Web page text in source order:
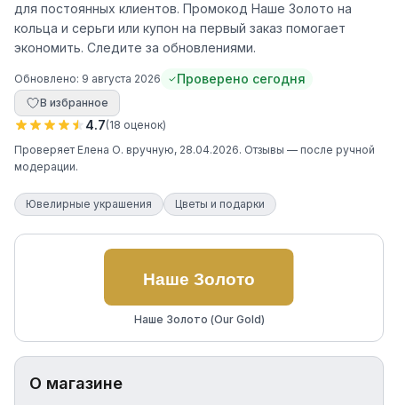
для постоянных клиентов. Промокод Наше Золото на
кольца и серьги или купон на первый заказ помогает
экономить. Следите за обновлениями.
Обновлено: 9 августа 2026 Проверено сегодня
В избранное
4.7(18 оценок)
Проверяет Елена О. вручную, 28.04.2026. Отзывы — после ручной
модерации.
Ювелирные украшения Цветы и подарки
Наше Золото (Our Gold)
О магазине